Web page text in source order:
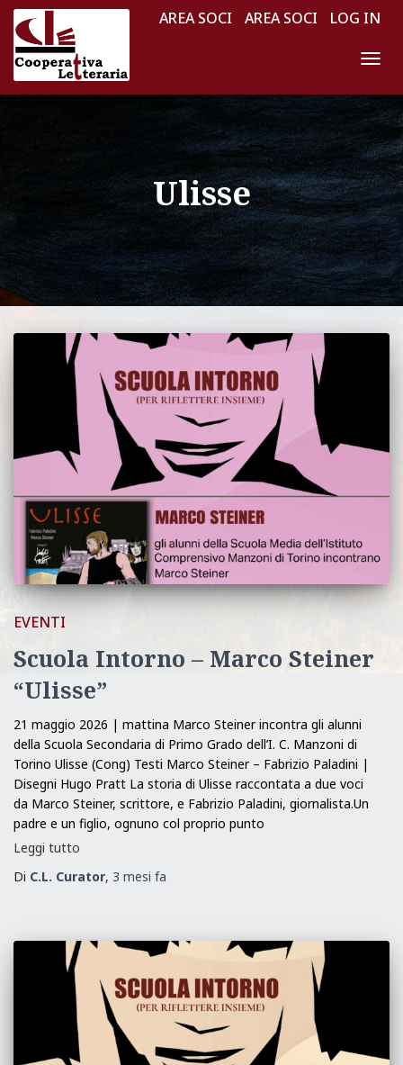
AREA SOCI AREA SOCI LOG IN
Ulisse
EVENTI
Scuola Intorno – Marco Steiner
“Ulisse”
21 maggio 2026 | mattina Marco Steiner incontra gli alunni
della Scuola Secondaria di Primo Grado dell’I. C. Manzoni di
Torino Ulisse (Cong) Testi Marco Steiner – Fabrizio Paladini |
Disegni Hugo Pratt La storia di Ulisse raccontata a due voci
da Marco Steiner, scrittore, e Fabrizio Paladini, giornalista.Un
padre e un figlio, ognuno col proprio punto
Leggi tutto
Di C.L. Curator, 3 mesi fa